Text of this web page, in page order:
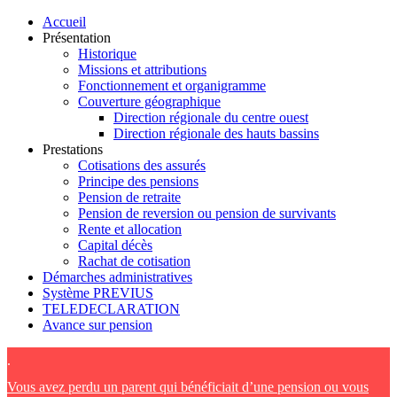
Accueil
Présentation
Historique
Missions et attributions
Fonctionnement et organigramme
Couverture géographique
Direction régionale du centre ouest
Direction régionale des hauts bassins
Prestations
Cotisations des assurés
Principe des pensions
Pension de retraite
Pension de reversion ou pension de survivants
Rente et allocation
Capital décès
Rachat de cotisation
Démarches administratives
Système PREVIUS
TELEDECLARATION
Avance sur pension
.
Vous avez perdu un parent qui bénéficiait d’une pension ou vous